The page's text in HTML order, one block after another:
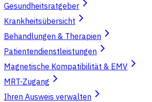
Gesundheitsratgeber
Krankheitsübersicht
Behandlungen & Therapien
Patientendienstleistungen
Magnetische Kompatibilität & EMV
MRT-Zugang
Ihren Ausweis verwalten